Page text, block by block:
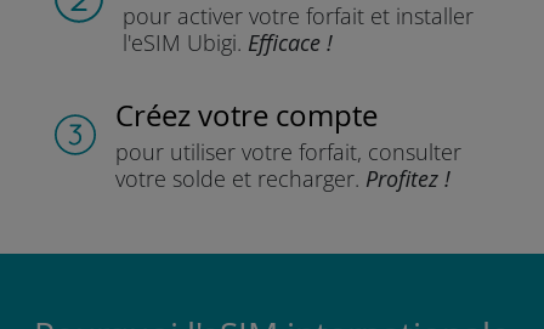
pour activer votre forfaitet installer
l'eSIM Ubigi. Efficace !
Créez votre compte
pour utiliser votre forfait, consulter
votre solde et recharger. Profitez !